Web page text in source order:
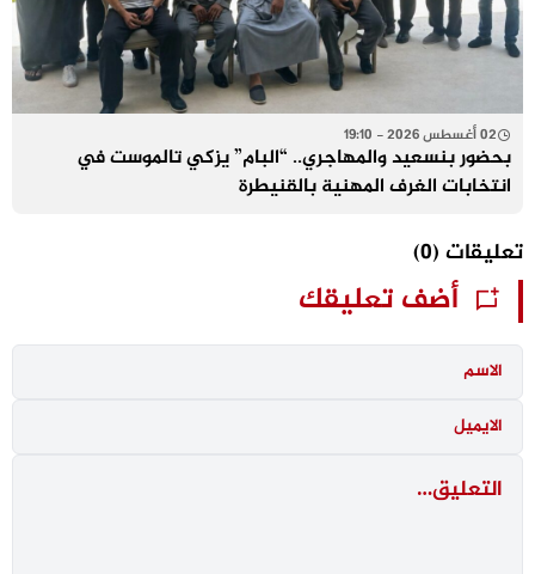
02 أغسطس 2026 - 19:10
بحضور بنسعيد والمهاجري.. “البام” يزكي تالموست في
انتخابات الغرف المهنية بالقنيطرة
تعليقات (0)
أضف تعليقك